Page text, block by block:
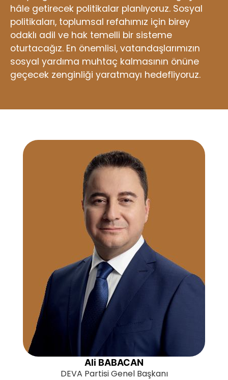
hâle getirecek politikalar planlıyoruz. Sosyal
politikaları, toplumsal refahımız için birey
odaklı adil ve hak temelli bir sisteme
oturtacağız. En önemlisi, vatandaşlarımızın
sosyal yardıma muhtaç kalmasının önüne
geçecek zenginliği yaratmayı hedefliyoruz.
Ali BABACAN
DEVA Partisi Genel Başkanı